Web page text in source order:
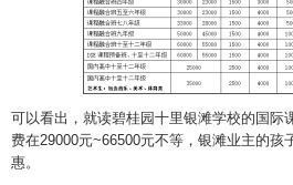
可以看出，就读碧桂园十里银滩学校的国际
费在29000元~66500元不等，银滩业主的孩
惠。